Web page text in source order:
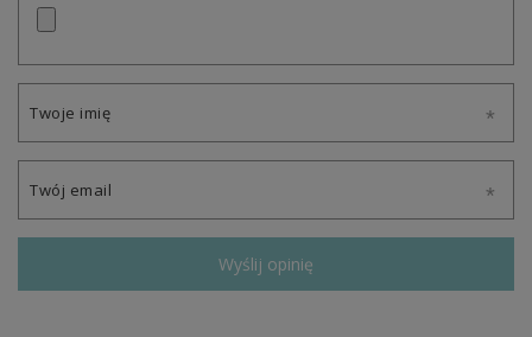
Twoje imię
Twój email
Wyślij opinię